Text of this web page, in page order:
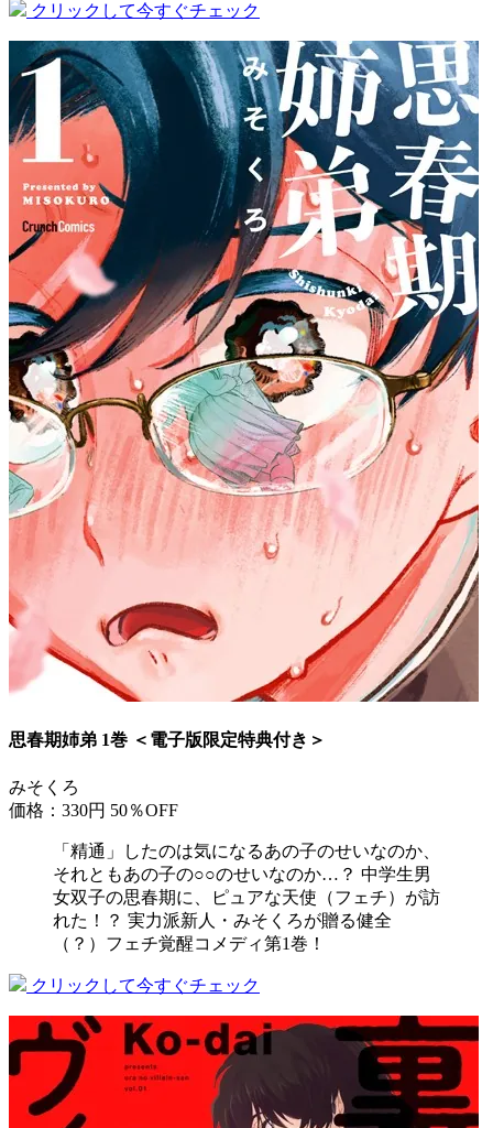
クリックして今すぐチェック
思春期姉弟 1巻 ＜電子版限定特典付き＞
みそくろ
価格：330円 50％OFF
「精通」したのは気になるあの子のせいなのか、
それともあの子の○○のせいなのか…？ 中学生男
女双子の思春期に、ピュアな天使（フェチ）が訪
れた！？ 実力派新人・みそくろが贈る健全
（？）フェチ覚醒コメディ第1巻！
クリックして今すぐチェック